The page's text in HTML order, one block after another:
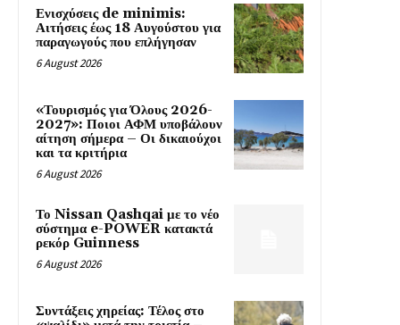
Ενισχύσεις de minimis:
Αιτήσεις έως 18 Αυγούστου για
παραγωγούς που επλήγησαν
6 August 2026
«Τουρισμός για Όλους 2026-
2027»: Ποιοι ΑΦΜ υποβάλουν
αίτηση σήμερα – Οι δικαιούχοι
και τα κριτήρια
6 August 2026
Το Nissan Qashqai με το νέο
σύστημα e-POWER κατακτά
ρεκόρ Guinness
6 August 2026
Συντάξεις χηρείας: Τέλος στο